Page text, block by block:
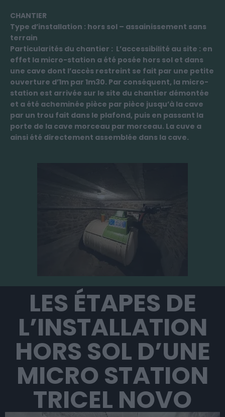
CHANTIER
Type d’installation : hors sol – assainissement sans
terrain
Particularités du chantier : L’accessibilité au site : en
effet la micro-station a été posée hors sol et dans
une cave dont l’accès restreint se fait par une petite
ouverture d’1m par 1m30. Par conséquent, la micro-
station est arrivée sur le site du chantier démontée
et a été acheminée pièce par pièce jusqu’à la cave
par un trou fait dans le plafond, puis en passant la
porte de la cave morceau par morceau. La cuve a
ainsi été directement assemblée dans la cave.
LES ÉTAPES DE
L’INSTALLATION
HORS SOL D’UNE
MICRO STATION
TRICEL NOVO